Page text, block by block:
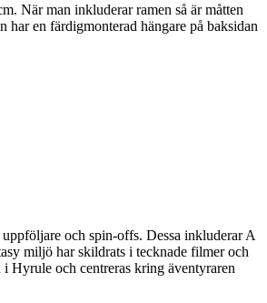
När man inkluderar ramen så är måtten
en färdigmonterad hängare på baksidan
och spin-offs. Dessa inkluderar A
miljö har skildrats i tecknade filmer och
Hyrule och centreras kring äventyraren